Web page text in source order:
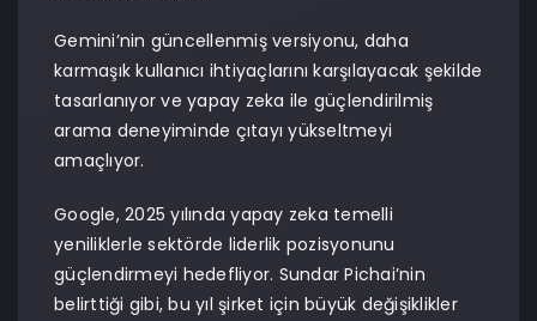
Gemini’nin güncellenmiş versiyonu, daha
karmaşık kullanıcı ihtiyaçlarını karşılayacak şekilde
tasarlanıyor ve yapay zeka ile güçlendirilmiş
arama deneyiminde çıtayı yükseltmeyi
amaçlıyor.
Google, 2025 yılında yapay zeka temelli
yeniliklerle sektörde liderlik pozisyonunu
güçlendirmeyi hedefliyor. Sundar Pichai’nin
belirttiği gibi, bu yıl şirket için büyük değişiklikler